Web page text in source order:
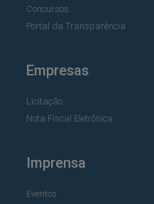
Concursos
Portal da Transparência
Empresas
Licitação
Nota Fiscal Eletrônica
Imprensa
Eventos